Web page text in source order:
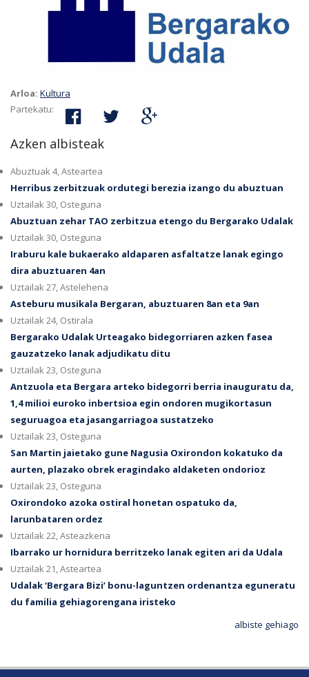
Arloa: Kultura
Partekatu:
Azken albisteak
Abuztuak 4, Asteartea
Herribus zerbitzuak ordutegi berezia izango du abuztuan
Uztailak 30, Osteguna
Abuztuan zehar TAO zerbitzua etengo du Bergarako Udalak
Uztailak 30, Osteguna
Iraburu kale bukaerako aldaparen asfaltatze lanak egingo
dira abuztuaren 4an
Uztailak 27, Astelehena
Asteburu musikala Bergaran, abuztuaren 8an eta 9an
Uztailak 24, Ostirala
Bergarako Udalak Urteagako bidegorriaren azken fasea
gauzatzeko lanak adjudikatu ditu
Uztailak 23, Osteguna
Antzuola eta Bergara arteko bidegorri berria inauguratu da,
1,4 milioi euroko inbertsioa egin ondoren mugikortasun
seguruagoa eta jasangarriagoa sustatzeko
Uztailak 23, Osteguna
San Martin jaietako gune Nagusia Oxirondon kokatuko da
aurten, plazako obrek eragindako aldaketen ondorioz
Uztailak 23, Osteguna
Oxirondoko azoka ostiral honetan ospatuko da,
larunbataren ordez
Uztailak 22, Asteazkena
Ibarrako ur hornidura berritzeko lanak egiten ari da Udala
Uztailak 21, Asteartea
Udalak ‘Bergara Bizi’ bonu-laguntzen ordenantza eguneratu
du familia gehiagorengana iristeko
albiste gehiago